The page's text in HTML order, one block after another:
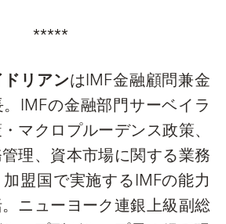
*****
リアンはIMF金融顧問兼金
IMFの金融部門サーベイラ
マクロプルーデンス政策、
理、資本市場に関する業務
盟国で実施するIMFの能力
ニューヨーク連銀上級副総